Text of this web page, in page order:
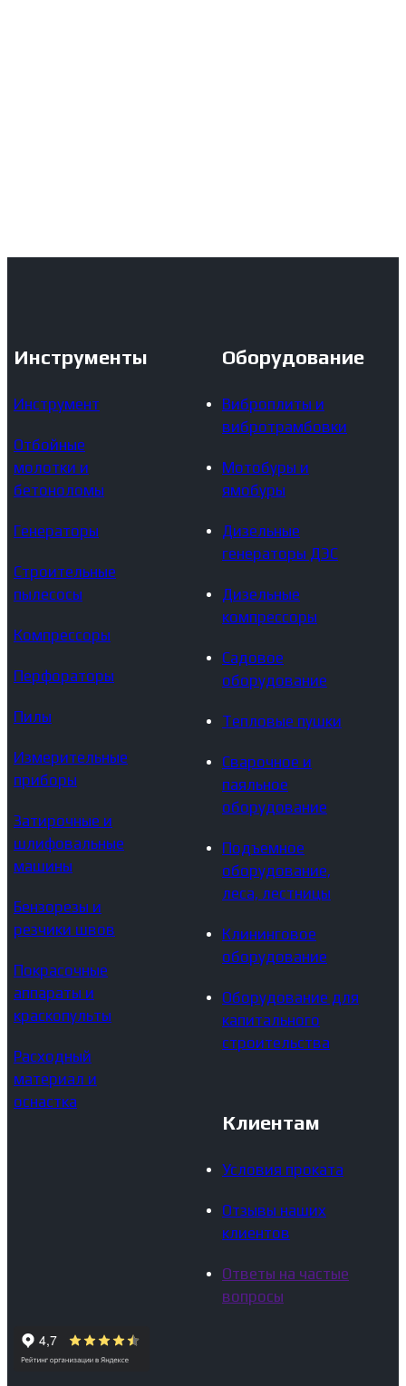
Инструменты
Инструмент
Отбойные
молотки и
бетоноломы
Генераторы
Строительные
пылесосы
Компрессоры
Перфораторы
Пилы
Измерительные
приборы
Затирочные и
шлифовальные
машины
Бензорезы и
резчики швов
Покрасочные
аппараты и
краскопульты
Расходный
материал и
оснастка
Оборудование
Виброплиты и
вибротрамбовки
Мотобуры и
ямобуры
Дизельные
генераторы ДЭС
Дизельные
компрессоры
Садовое
оборудование
Тепловые пушки
Сварочное и
паяльное
оборудование
Подъемное
оборудование,
леса, лестницы
Клининговое
оборудование
Оборудование для
капитального
строительства
Клиентам
Условия проката
Отзывы наших
клиентов
Ответы на частые
вопросы